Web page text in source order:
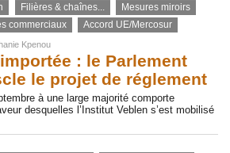
Filières & chaînes...
Mesures miroirs
commerciaux Accord UE/Mercosur
Kpenou
: le Parlement
le projet de réglement
à une large majorité comporte
desquelles l’Institut Veblen s’est mobilisé